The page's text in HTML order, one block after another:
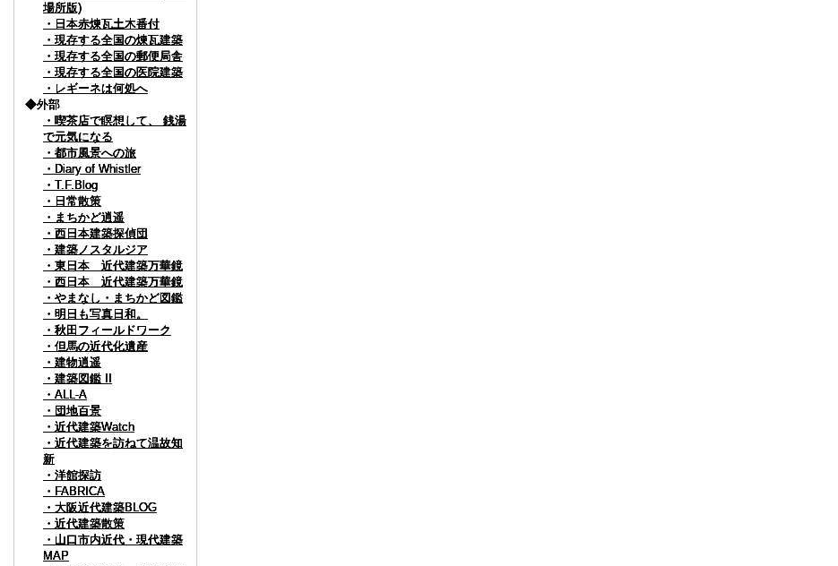
場所版)
・日本赤煉瓦土木番付
・現存する全国の煉瓦建築
・現存する全国の郵便局舎
・現存する全国の医院建築
・レギーネは何処へ
◆外部
・喫茶店で瞑想して、 銭湯
で元気になる
・都市風景への旅
・Diary of Whistler
・T.F.Blog
・日常散策
・まちかど逍遥
・西日本建築探偵団
・建築ノスタルジア
・東日本 近代建築万華鏡
・西日本 近代建築万華鏡
・やまなし・まちかど図鑑
・明日も写真日和。
・秋田フィールドワーク
・但馬の近代化遺産
・建物逍遥
・建築図鑑 II
・ALL-A
・団地百景
・近代建築Watch
・近代建築を訪ねて温故知
新
・洋館探訪
・FABRICA
・大阪近代建築BLOG
・近代建築散策
・山口市内近代・現代建築
MAP
場所版)
・日本赤煉瓦土木番付
・現存する全国の煉瓦建築
・現存する全国の郵便局舎
・現存する全国の医院建築
・レギーネは何処へ
◆外部
・喫茶店で瞑想して、 銭湯
で元気になる
・都市風景への旅
・Diary of Whistler
・T.F.Blog
・日常散策
・まちかど逍遥
・西日本建築探偵団
・建築ノスタルジア
・東日本 近代建築万華鏡
・西日本 近代建築万華鏡
・やまなし・まちかど図鑑
・明日も写真日和。
・秋田フィールドワーク
・但馬の近代化遺産
・建物逍遥
・建築図鑑 II
・ALL-A
・団地百景
・近代建築Watch
・近代建築を訪ねて温故知
新
・洋館探訪
・FABRICA
・大阪近代建築BLOG
・近代建築散策
・山口市内近代・現代建築
MAP
場所版)
・日本赤煉瓦土木番付
・現存する全国の煉瓦建築
・現存する全国の郵便局舎
・現存する全国の医院建築
・レギーネは何処へ
◆外部
・喫茶店で瞑想して、 銭湯
で元気になる
・都市風景への旅
・Diary of Whistler
・T.F.Blog
・日常散策
・まちかど逍遥
・西日本建築探偵団
・建築ノスタルジア
・東日本 近代建築万華鏡
・西日本 近代建築万華鏡
・やまなし・まちかど図鑑
・明日も写真日和。
・秋田フィールドワーク
・但馬の近代化遺産
・建物逍遥
・建築図鑑 II
・ALL-A
・団地百景
・近代建築Watch
・近代建築を訪ねて温故知
新
・洋館探訪
・FABRICA
・大阪近代建築BLOG
・近代建築散策
・山口市内近代・現代建築
MAP
場所版)
・日本赤煉瓦土木番付
・現存する全国の煉瓦建築
・現存する全国の郵便局舎
・現存する全国の医院建築
・レギーネは何処へ
◆外部
・喫茶店で瞑想して、 銭湯
で元気になる
・都市風景への旅
・Diary of Whistler
・T.F.Blog
・日常散策
・まちかど逍遥
・西日本建築探偵団
・建築ノスタルジア
・東日本 近代建築万華鏡
・西日本 近代建築万華鏡
・やまなし・まちかど図鑑
・明日も写真日和。
・秋田フィールドワーク
・但馬の近代化遺産
・建物逍遥
・建築図鑑 II
・ALL-A
・団地百景
・近代建築Watch
・近代建築を訪ねて温故知
新
・洋館探訪
・FABRICA
・大阪近代建築BLOG
・近代建築散策
・山口市内近代・現代建築
MAP